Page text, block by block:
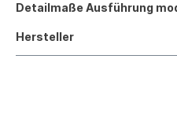
Detailmaße Ausführung
Hersteller